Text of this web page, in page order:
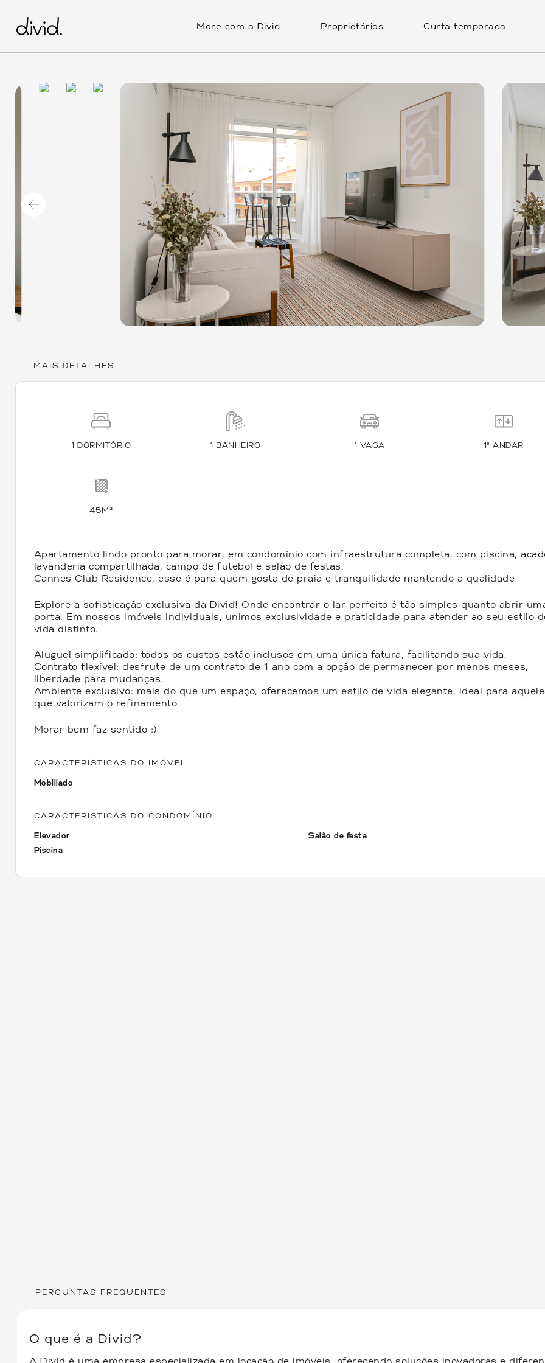
main
More com a Divid Proprietários Curta temporada
MAIS DETALHES
1 DORMITÓRIO 1 BANHEIRO 1 VAGA 1º ANDAR
45M²
Apartamento lindo pronto para morar, em condomínio com infraestrutura completa, com piscina,
lavanderia compartilhada, campo de futebol e salão de festas.
Cannes Club Residence, esse é para quem gosta de praia e tranquilidade mantendo a qualidade
Explore a sofisticação exclusiva da Divid! Onde encontrar o lar perfeito é tão simples quanto abrir
porta. Em nossos imóveis individuais, unimos exclusividade e praticidade para atender ao seu estilo
vida distinto.
Aluguel simplificado: todos os custos estão inclusos em uma única fatura, facilitando sua vida.
Contrato flexível: desfrute de um contrato de 1 ano com a opção de permanecer por menos meses,
liberdade para mudanças.
Ambiente exclusivo: mais do que um espaço, oferecemos um estilo de vida elegante, ideal para
que valorizam o refinamento.
Morar bem faz sentido :)
CARACTERÍSTICAS DO IMÓVEL
Mobiliado
CARACTERÍSTICAS DO CONDOMÍNIO
Elevador
Salão de festa
Piscina
PERGUNTAS FREQUENTES
O que é a Divid?
A Divid é uma empresa especializada em locação de imóveis, oferecendo soluções inovadoras e